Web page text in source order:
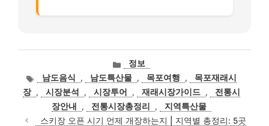
카
테
고
리
정보
태남도음식 , 남도특산물 , 목포여행 ,
목포재래시
장 , 시장분석 , 시장투어 , 재래시장가이드 ,
전통시
장안내
, 전통시장총정리 ,
지역특산물
스키장 오픈 시기 언제 개장하는지 | 지역별 총정리: 5곳